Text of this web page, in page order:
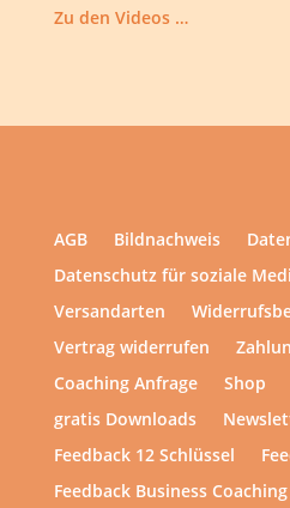
Zu den Videos …
AGB Bildnachweis
Datenschutz für soziale
Versandarten
Vertrag widerrufen
Coaching Anfrage
Shop
gratis Downloads
Feedback 12 Schlüssel
Feedback Business Coaching